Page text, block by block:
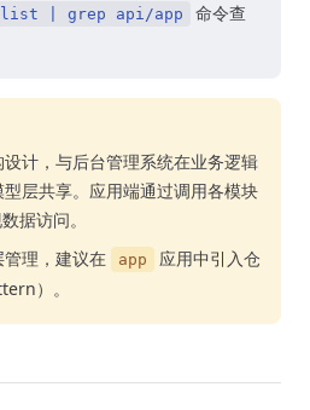
| grep api/app
命令查
计，与后台管理系统在业务逻辑
层共享。应用端通过调用各模块
据访问。
理，建议在
app
应用中引入仓
）。